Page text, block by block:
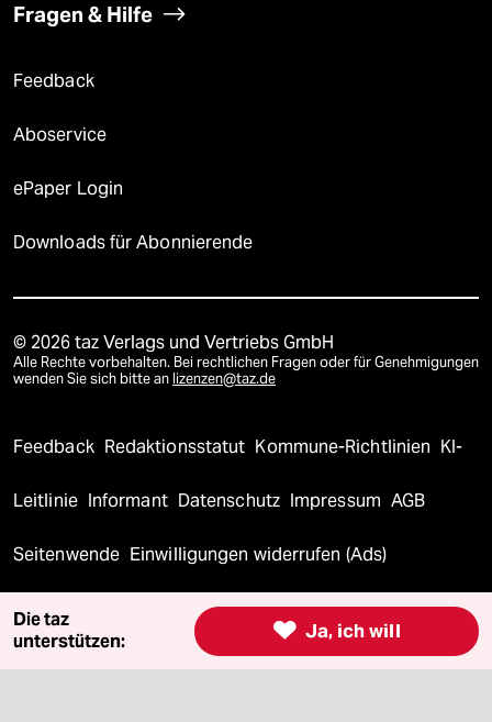
Fragen & Hilfe
Feedback
Aboservice
ePaper Login
Downloads für Abonnierende
© 2026 taz Verlags und Vertriebs GmbH
Alle Rechte vorbehalten. Bei rechtlichen Fragen oder für Genehmigungen
wenden Sie sich bitte an lizenzen@taz.de
Feedback Redaktionsstatut Kommune-Richtlinien KI-
Leitlinie Informant Datenschutz Impressum AGB
Seitenwende Einwilligungen widerrufen (Ads)
 Ja, ich will
Die taz
unterstützen: